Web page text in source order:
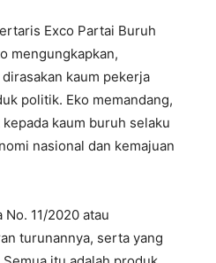
Exco Partai Buruh
mengungkapkan,
kaum pekerja
politik. Eko memandang,
kaum buruh selaku
nasional dan kemajuan
11/2020 atau
turunannya, serta yang